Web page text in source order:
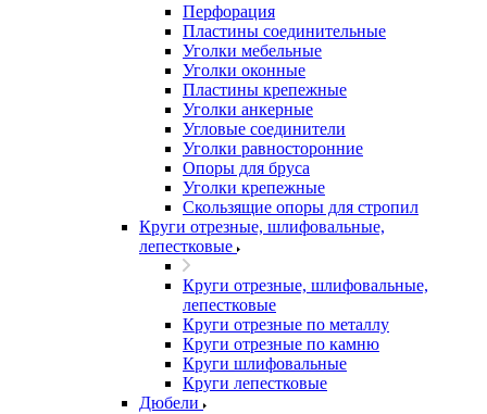
Перфорация
Пластины соединительные
Уголки мебельные
Уголки оконные
Пластины крепежные
Уголки анкерные
Угловые соединители
Уголки равносторонние
Опоры для бруса
Уголки крепежные
Скользящие опоры для стропил
Круги отрезные, шлифовальные,
лепестковые
Круги отрезные, шлифовальные,
лепестковые
Круги отрезные по металлу
Круги отрезные по камню
Круги шлифовальные
Круги лепестковые
Дюбели